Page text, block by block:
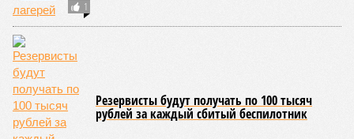
В регионе учреждены удостоверения мастеров спорта по
борьбе керешу